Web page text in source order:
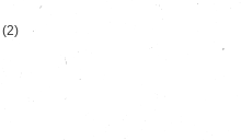
(2)